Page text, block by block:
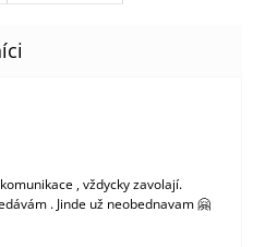
je 5 z 5 hvězdiček.
, vždycky zavolají.
. Jinde už neobednavam 🤗